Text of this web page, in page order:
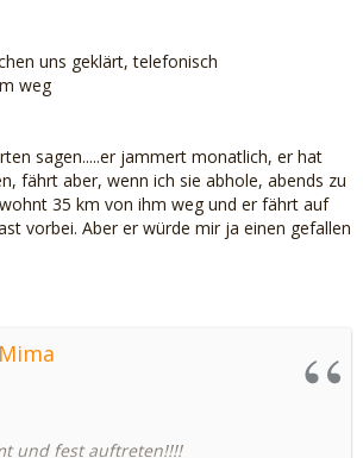
uns geklärt, telefonisch
weg
sagen.....er jammert monatlich, er hat
fährt aber, wenn ich sie abhole, abends zu
35 km von ihm weg und er fährt auf
vorbei. Aber er würde mir ja einen gefallen
und fest auftreten!!!!